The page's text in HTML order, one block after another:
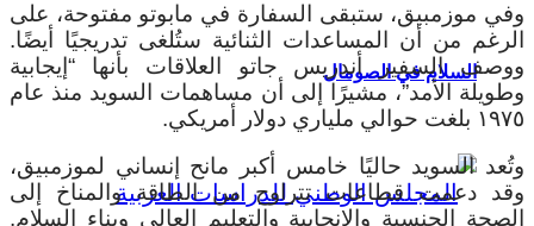
السلام في الصومال
وفي موزمبيق، ستبقى السفارة في مابوتو مفتوحة، على
الرغم من أن المساعدات الثنائية ستُلغى تدريجيًا أيضًا.
ووصف السفير أندريس جاتو العلاقات بأنها “إيجابية
وطويلة الأمد”، مشيرًا إلى أن مساهمات السويد منذ عام
١٩٧٥ بلغت حوالي ملياري دولار أمريكي.
وتُعد السويد حاليًا خامس أكبر مانح إنساني لموزمبيق،
وقد دعمت قطاعات تتراوح من الطاقة والمناخ إلى
الصحة الجنسية والإنجابية والتعليم العالي وبناء السلام.